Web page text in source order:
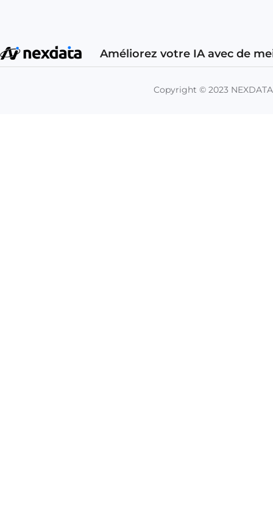
Améliorez votre IA avec de
Copyright © 2023 NEXDATA